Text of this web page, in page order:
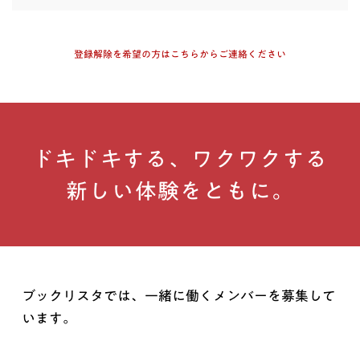
5.個人情報の提供は必須ではありません。ただし、ご提供いただ
7.ご提供いただきました個人情報は、プレス登録を解除された場
合、責任を持って再生不能なかたちで破棄させていただきま
登録解除を希望の方はこちらからご連絡ください
ドキドキする、ワクワクする
新しい体験をともに。
ブックリスタでは、一緒に働くメンバーを募集して
います。